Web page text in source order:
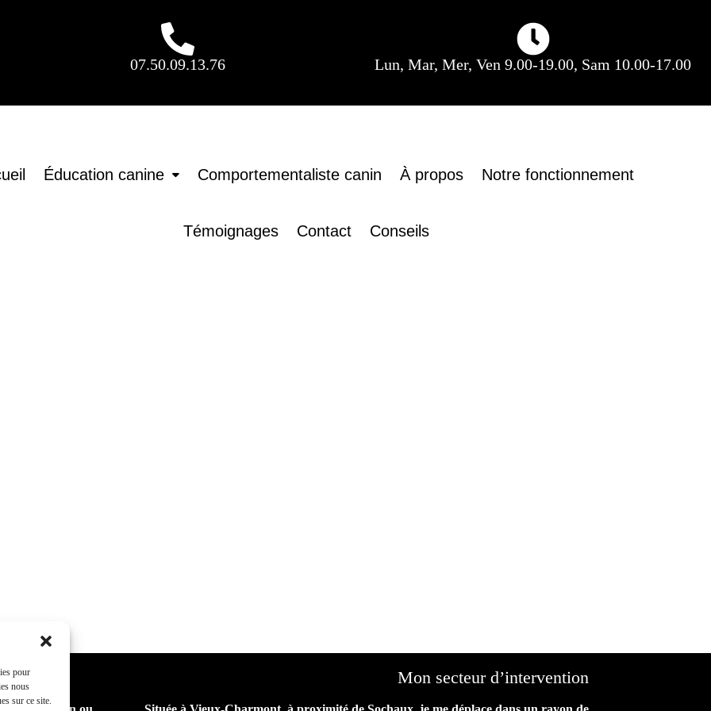
pour
nous
sur ce site.
07.50.09.13.76 Lun, Mar, Mer, Ven 9.00-19.00, Sam 10.00-17.00
Éducation canine Comportementaliste canin À propos Notre fonctionnement
Témoignages Contact Conseils
Mon secteur d’intervention